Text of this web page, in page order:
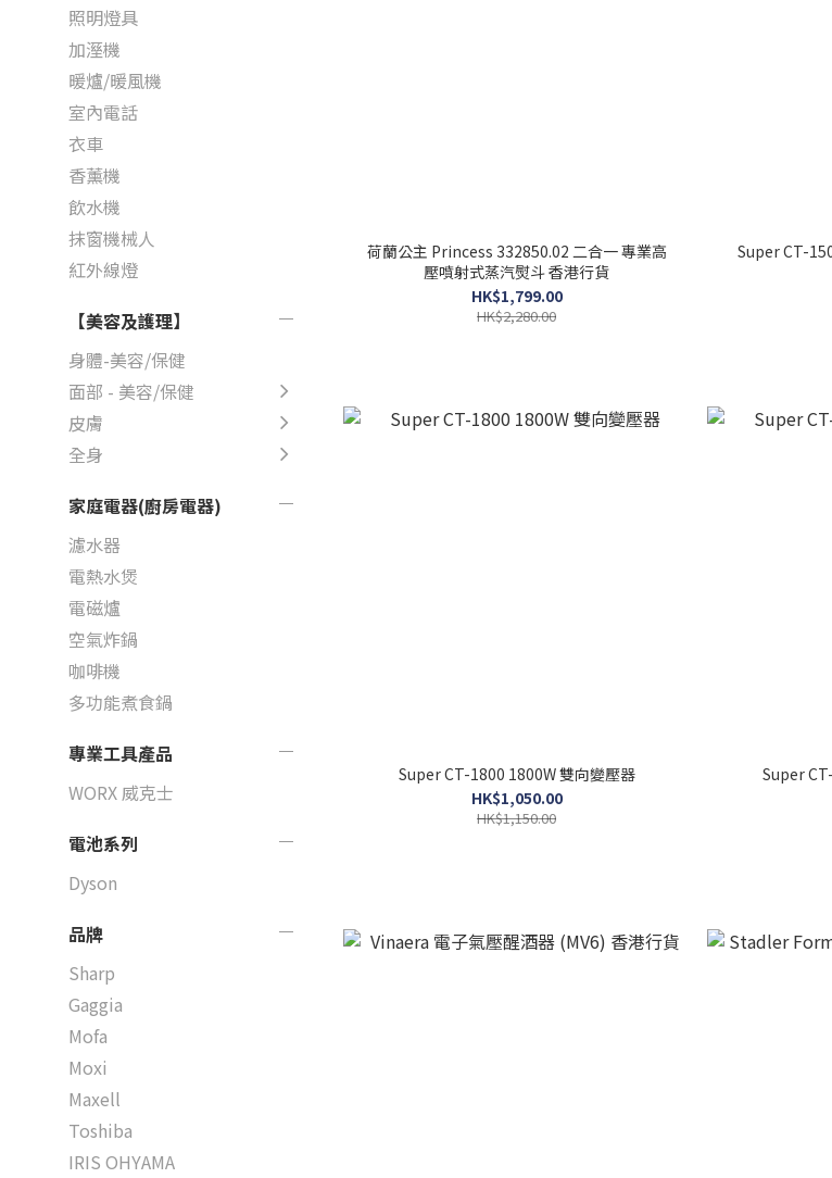
照明燈具
加溼機
暖爐/暖風機
室內電話
衣車
香薰機
飲水機
抹窗機械人
紅外線燈
【美容及護理】
身體-美容/保健
面部 - 美容/保健
皮膚
全身
家庭電器(廚房電器)
濾水器
電熱水煲
電磁爐
空氣炸鍋
咖啡機
多功能煮食鍋
專業工具產品
WORX 威克士
電池系列
Dyson
品牌
Sharp
Gaggia
Mofa
Moxi
Maxell
Toshiba
IRIS OHYAMA
荷蘭公主 Princess 332850.02 二合一 專業高
壓噴射式蒸汽熨斗 香港行貨
HK$1,799.00
HK$2,280.00
Super CT-
Super CT-1800 1800W 雙向變壓器
HK$1,050.00
HK$1,150.00
Super